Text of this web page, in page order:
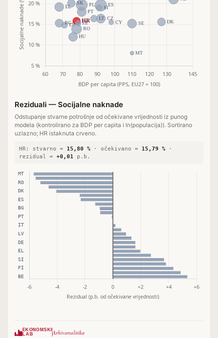
Reziduali — Socijalne naknade
Odstupanje stvarne potrošnje od očekivane vrijednosti iz punog
modela (kontrolirano za BDP per capita i ln(populacija)). Sortirano
uzlazno; HR istaknuta crveno.
HR: stvarno = 15,80 % · očekivano = 15,79 % ·
rezidual = +0,01 p.b.
EKONOMSKI
LAB
Arhivanalitika